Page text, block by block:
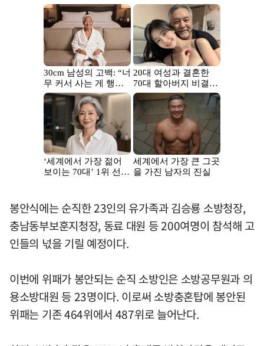
봉안식에는 순직한 23인의 유가족과 김승룡 소방청장,
충남동부보훈지청장, 동료 대원 등 200여명이 참석해 고
인들의 넋을 기릴 예정이다.
이번에 위패가 봉안되는 순직 소방인은 소방공무원과 의
용소방대원 등 23명이다. 이로써 소방충혼탑에 봉안된
위패는 기존 464위에서 487위로 늘어난다.